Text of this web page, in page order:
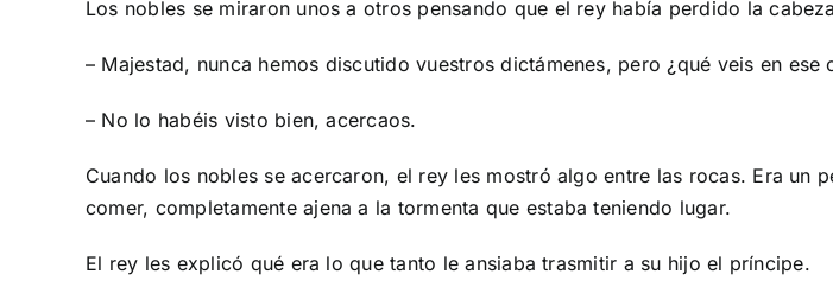
Los nobles se miraron unos a otros pensando que el rey había perdido la
– Majestad, nunca hemos discutido vuestros dictámenes, pero ¿qué veis en
– No lo habéis visto bien, acercaos.
Cuando los nobles se acercaron, el rey les mostró algo entre las rocas. Era
comer, completamente ajena a la tormenta que estaba teniendo lugar.
El rey les explicó qué era lo que tanto le ansiaba trasmitir a su hijo el príncipe.